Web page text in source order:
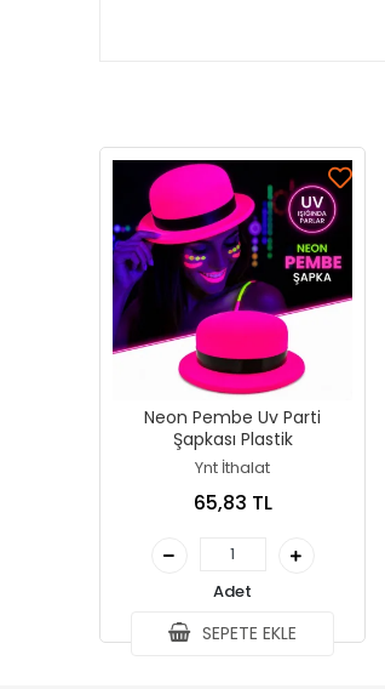
Neon Pembe Uv Parti
Şapkası Plastik
Ynt İthalat
65,83 TL
Adet
SEPETE EKLE